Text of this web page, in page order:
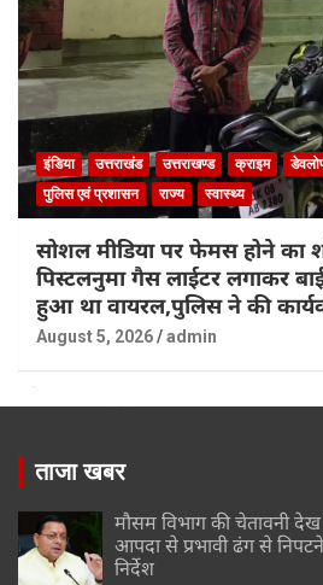
इंडिया उत्तराखंड उत्तराखण्ड क्राइम
पुलिस एवं प्रशासन
राज्य स्वास्थ्य
सोशल मीडिया पर फेमस होने का
पिस्टलनुमा गैस लाईटर लगाकर
हुआ था वायरल,पुलिस ने की
August 5, 2026 admin
ताजा खबर
मौसम विभाग की चेतावनी
आपदा से प्रभावी ढंग से
निर्देश